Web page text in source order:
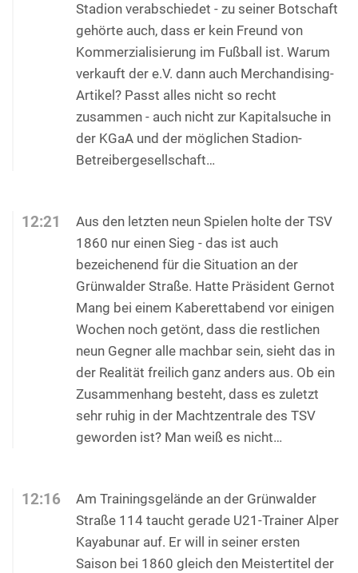
Stadion verabschiedet - zu seiner Botschaft
gehörte auch, dass er kein Freund von
Kommerzialisierung im Fußball ist. Warum
verkauft der e.V. dann auch Merchandising-
Artikel? Passt alles nicht so recht
zusammen - auch nicht zur Kapitalsuche in
der KGaA und der möglichen Stadion-
Betreibergesellschaft…
12:21
Aus den letzten neun Spielen holte der TSV
1860 nur einen Sieg - das ist auch
bezeichenend für die Situation an der
Grünwalder Straße. Hatte Präsident Gernot
Mang bei einem Kaberettabend vor einigen
Wochen noch getönt, dass die restlichen
neun Gegner alle machbar sein, sieht das in
der Realität freilich ganz anders aus. Ob ein
Zusammenhang besteht, dass es zuletzt
sehr ruhig in der Machtzentrale des TSV
geworden ist? Man weiß es nicht…
12:16
Am Trainingsgelände an der Grünwalder
Straße 114 taucht gerade U21-Trainer Alper
Kayabunar auf. Er will in seiner ersten
Saison bei 1860 gleich den Meistertitel der